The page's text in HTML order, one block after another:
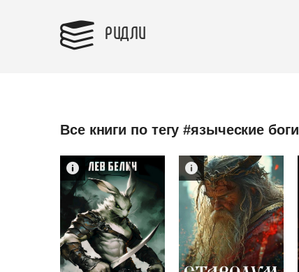
РИДЛИ
Все книги по тегу #языческие боги